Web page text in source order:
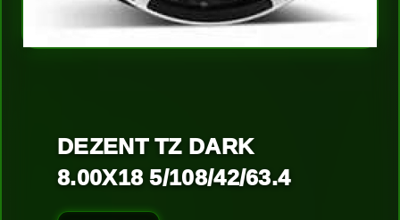
DEZENT TZ DARK
8.00X18 5/108/42/63.4